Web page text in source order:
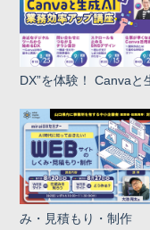
DX”を体験！ Canva
み・見積もり・制作